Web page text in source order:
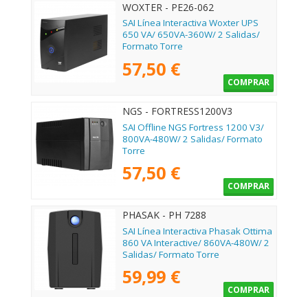
WOXTER - PE26-062
SAI Línea Interactiva Woxter UPS
650 VA/ 650VA-360W/ 2 Salidas/
Formato Torre
57,50 €
COMPRAR
NGS - FORTRESS1200V3
SAI Offline NGS Fortress 1200 V3/
800VA-480W/ 2 Salidas/ Formato
Torre
57,50 €
COMPRAR
PHASAK - PH 7288
SAI Línea Interactiva Phasak Ottima
860 VA Interactive/ 860VA-480W/ 2
Salidas/ Formato Torre
59,99 €
COMPRAR